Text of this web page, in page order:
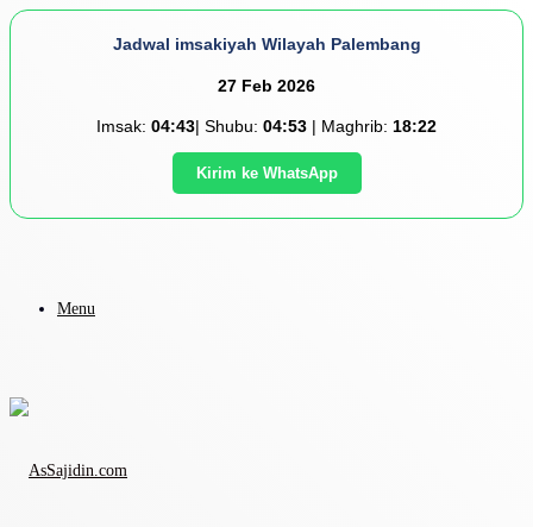
Jadwal imsakiyah Wilayah Palembang
27 Feb 2026
Imsak: 04:43| Shubu: 04:53 | Maghrib: 18:22
Kirim ke WhatsApp
Menu